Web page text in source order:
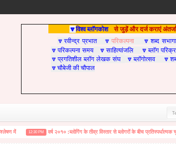
🔽विश्व ब्लॉगकोश से जुड़ें और दर्ज कराएं
🔽रवीन्द्र प्रभात 🔽 परिकल्पना 🔽शब्द
🔽परिकल्पना समय 🔽साहित्यांजलि 🔽ब्लॉग
🔽प्रगतिशील ब्लॉग लेखक संघ 🔽ब्लॉगोत्सव 🔽
🔽चौबेजी की चौपाल
12:30 PM वर्ष २०१० :ब्लोगिंग के तीव्र विस्तार से ब्लोगरों के बीच प्रतिस्पर्धात्मक चुनौती